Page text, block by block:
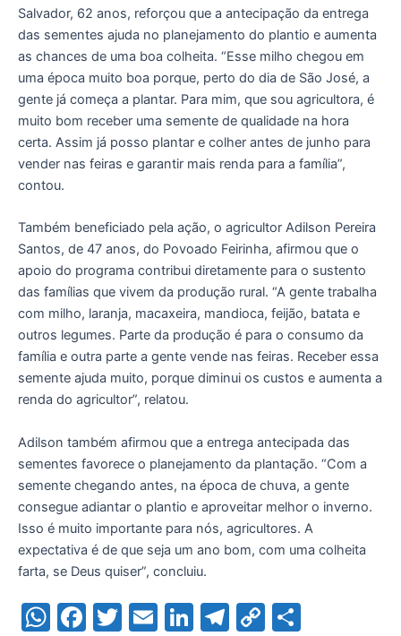
Salvador, 62 anos, reforçou que a antecipação da entrega
das sementes ajuda no planejamento do plantio e aumenta
as chances de uma boa colheita. “Esse milho chegou em
uma época muito boa porque, perto do dia de São José, a
gente já começa a plantar. Para mim, que sou agricultora, é
muito bom receber uma semente de qualidade na hora
certa. Assim já posso plantar e colher antes de junho para
vender nas feiras e garantir mais renda para a família”,
contou.
Também beneficiado pela ação, o agricultor Adilson Pereira
Santos, de 47 anos, do Povoado Feirinha, afirmou que o
apoio do programa contribui diretamente para o sustento
das famílias que vivem da produção rural. “A gente trabalha
com milho, laranja, macaxeira, mandioca, feijão, batata e
outros legumes. Parte da produção é para o consumo da
família e outra parte a gente vende nas feiras. Receber essa
semente ajuda muito, porque diminui os custos e aumenta a
renda do agricultor”, relatou.
Adilson também afirmou que a entrega antecipada das
sementes favorece o planejamento da plantação. “Com a
semente chegando antes, na época de chuva, a gente
consegue adiantar o plantio e aproveitar melhor o inverno.
Isso é muito importante para nós, agricultores. A
expectativa é de que seja um ano bom, com uma colheita
farta, se Deus quiser”, concluiu.
W F
T
E
Li T
C